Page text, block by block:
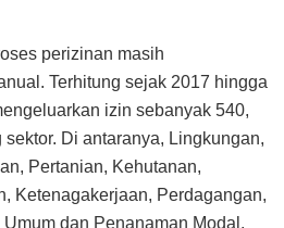
perizinan masih
Terhitung sejak 2017 hingga
izin sebanyak 540,
Di antaranya, Lingkungan,
Pertanian, Kehutanan,
Ketenagakerjaan, Perdagangan,
dan Penanaman Modal.